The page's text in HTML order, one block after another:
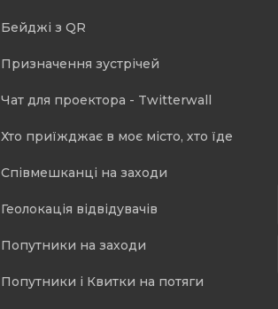
Бейджі з QR
Призначення зустрічей
Чат для проектора - Twitterwall
Хто приїжджає в моє місто, хто їде
Співмешканці на заходи
Геолокація відвідувачів
Попутники на заходи
Попутники і Квитки на потяги